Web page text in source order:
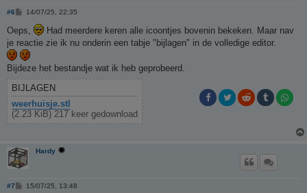
#6
B
r
i
c
h
t
14/07/25, 22:35
Oeps,
Had meerdere keren alle icoontjes bovenin bekeken. Maar nav
je reactie zie ik nu onderin een tabje "bijlagen" in de volledige editor.
Bijdeze het bestandje wat ik heb geprobeerd.
BIJLAGEN
weerhuisje.stl
(2.23 KiB) 217 keer gedownload
Hardy
#7
B15/07/25, 13:48